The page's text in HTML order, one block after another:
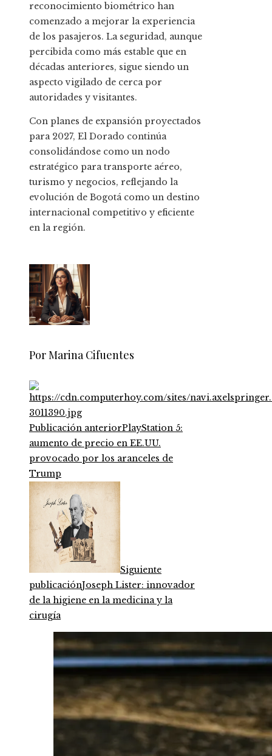
reconocimiento biométrico han
comenzado a mejorar la experiencia
de los pasajeros. La seguridad, aunque
percibida como más estable que en
décadas anteriores, sigue siendo un
aspecto vigilado de cerca por
autoridades y visitantes.
Con planes de expansión proyectados
para 2027, El Dorado continúa
consolidándose como un nodo
estratégico para transporte aéreo,
turismo y negocios, reflejando la
evolución de Bogotá como un destino
internacional competitivo y eficiente
en la región.
Por Marina Cifuentes
Publicación anteriorPlayStation 5:
aumento de precio en EE.UU.
provocado por los aranceles de
Trump
Siguiente
publicaciónJoseph Lister: innovador
de la higiene en la medicina y la
cirugía